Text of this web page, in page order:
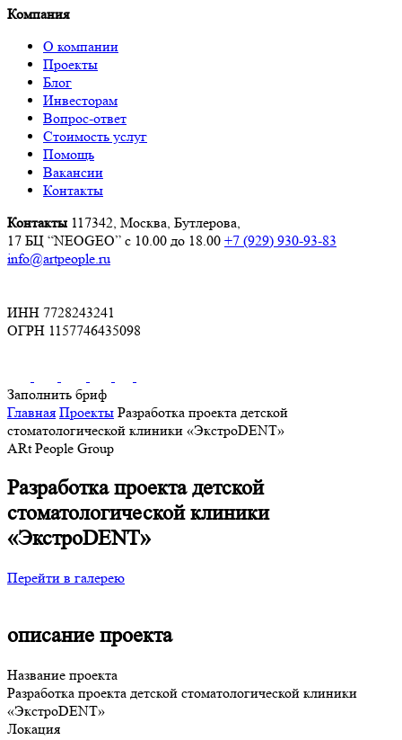
Компания
О компании
Проекты
Блог
Инвесторам
Вопрос-ответ
Стоимость услуг
Помощь
Вакансии
Контакты
Контакты 117342, Москва, Бутлерова,
17 БЦ “NEOGEO” с 10.00 до 18.00 +7 (929) 930-93-83
info@artpeople.ru
ИНН 7728243241
ОГРН 1157746435098
Заполнить бриф
Главная Проекты Разработка проекта детской
стоматологической клиники «ЭкстроDENT»
ARt People Group
Разработка проекта детской
стоматологической клиники
«ЭкстроDENT»
Перейти в галерею
описание проекта
Название проекта
Разработка проекта детской стоматологической клиники
«ЭкстроDENT»
Локация